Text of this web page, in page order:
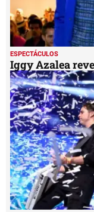
ESPECTÁCULOS
Iggy Azalea